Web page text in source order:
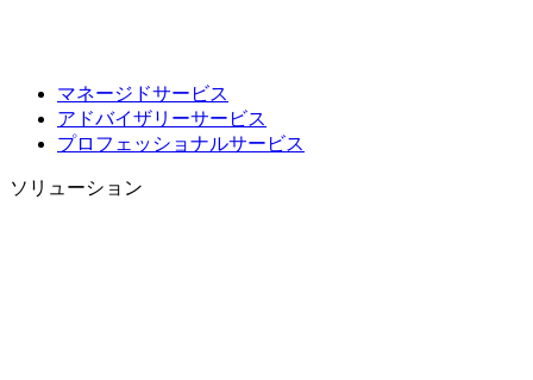
マネージドサービス
アドバイザリーサービス
プロフェッショナルサービス
ソリューション